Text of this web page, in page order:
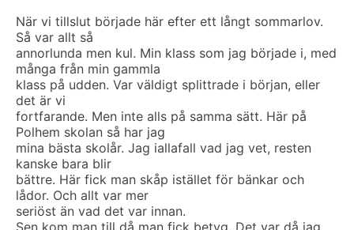
När vi tillslut började här efter ett långt sommarlov.
Så var allt så
annorlunda men kul. Min klass som jag började i, med
många från min gammla
klass på udden. Var väldigt splittrade i början, eller
det är vi
fortfarande. Men inte alls på samma sätt. Här på
Polhem skolan så har jag
mina bästa skolår. Jag iallafall vad jag vet, resten
kanske bara blir
bättre. Här fick man skåp istället för bänkar och
lådor. Och allt var mer
seriöst än vad det var innan.
Sen kom man till då man fick betyg. Det var då jag